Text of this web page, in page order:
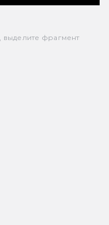
выделите фрагмент